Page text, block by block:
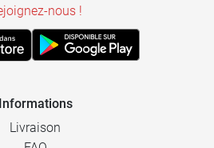
nous !
Informations
Livraison